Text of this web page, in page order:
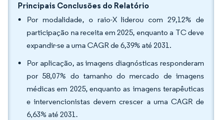
Principais Conclusões do Relatório
Por modalidade, o raio-X liderou com 29,12% de
participação na receita em 2025, enquanto a TC deve
expandir-se a uma CAGR de 6,39% até 2031.
Por aplicação, as imagens diagnósticas responderam
por 58,07% do tamanho do mercado de imagens
médicas em 2025, enquanto as imagens terapêuticas
e intervencionistas devem crescer a uma CAGR de
6,63% até 2031.